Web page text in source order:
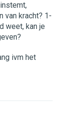
van kracht? 1-
weet, kan je
ivm het